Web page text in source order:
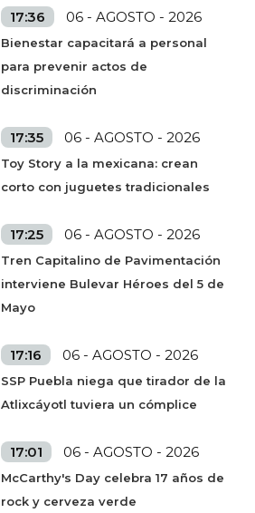
17:36 06 - AGOSTO - 2026
Bienestar capacitará a personal
para prevenir actos de
discriminación
17:35 06 - AGOSTO - 2026
Toy Story a la mexicana: crean
corto con juguetes tradicionales
17:25 06 - AGOSTO - 2026
Tren Capitalino de Pavimentación
interviene Bulevar Héroes del 5 de
Mayo
17:16 06 - AGOSTO - 2026
SSP Puebla niega que tirador de la
Atlixcáyotl tuviera un cómplice
17:01 06 - AGOSTO - 2026
McCarthy's Day celebra 17 años de
rock y cerveza verde